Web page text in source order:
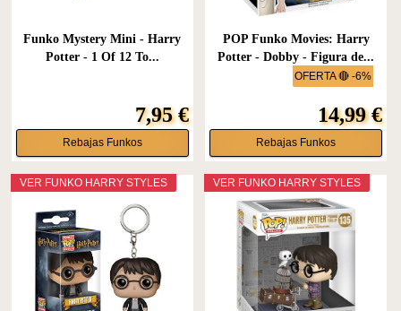
Funko Mystery Mini - Harry
Potter - 1 Of 12 To...
7,95 €
Rebajas Funkos
OFERTA 🔴 -6%
POP Funko Movies: Harry
Potter - Dobby - Figura de...
14,99 €
Rebajas Funkos
VER FUNKO HARRY STYLES VER FUNKO HARRY STYLES